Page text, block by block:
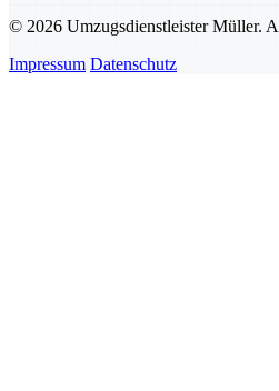
© 2026 Umzugsdienstleister Müller.
Impressum Datenschutz